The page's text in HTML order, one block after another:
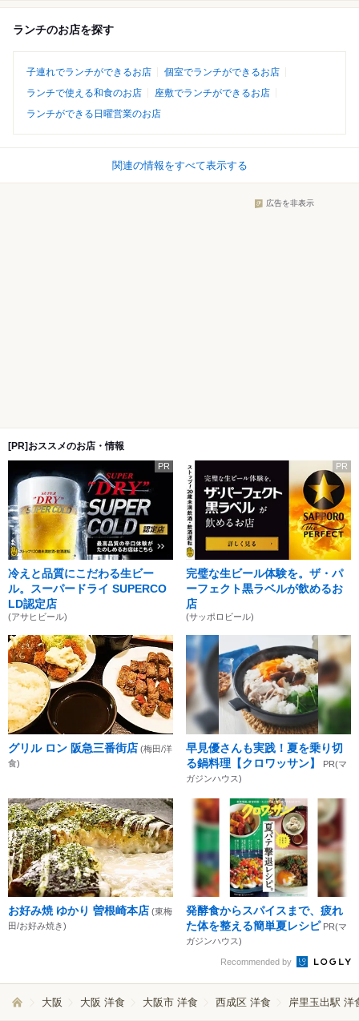
ランチのお店を探す
子連れでランチができるお店
個室でランチができるお店
ランチで使える和食のお店
座敷でランチができるお店
ランチができる日曜営業のお店
関連の情報をすべて表示する
広告を非表示
[PR]おススメのお店・情報
PR
冷えと品質にこだわる生ビー
ル。スーパードライ SUPERCO
LD認定店
(アサヒビール)
PR
完璧な生ビール体験を。ザ・パ
ーフェクト黒ラベルが飲めるお
店
(サッポロビール)
グリル ロン 阪急三番街店 (梅田/洋
食)
早見優さんも実践！夏を乗り切
る鍋料理【クロワッサン】
PR(マ
ガジンハウス)
お好み焼 ゆかり 曽根崎本店 (東梅
田/お好み焼き)
発酵食からスパイスまで、疲れ
た体を整える簡単夏レシピ PR(マ
ガジンハウス)
Recommended by
大阪 大阪 洋食 大阪市 洋食 西成区 洋食 岸里玉出駅 洋